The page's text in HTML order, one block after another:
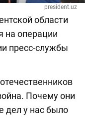
president.uz
области
на операции
пресс-службы
Почему они
дел у нас было